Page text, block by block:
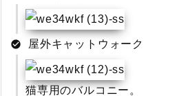
屋外キャットウォーク
猫専用のバルコニー。